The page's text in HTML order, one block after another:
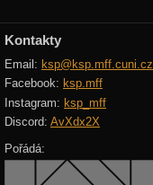
Kontakty
Email: ksp@ksp.mff.cuni.cz
Facebook: ksp.mff
Instagram: ksp_mff
Discord: AvXdx2X
Pořádá: